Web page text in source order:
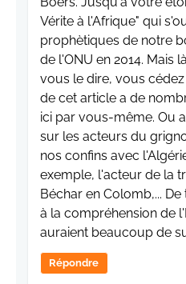
Vérite à l'Afrique" qui
prophètiques de notre
de l'ONU en 2014. Mais
vous le dire, vous
de cet article a de
ici par vous-même. Ou
sur les acteurs du
nos confins avec
exemple, l'acteur de la
Béchar en Colomb,...
à la compréhension de
auraient beaucoup de
Répondre